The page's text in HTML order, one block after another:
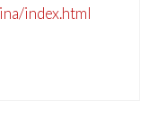
index.html